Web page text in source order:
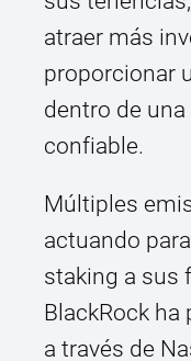
atraer más
proporcionar
dentro de
confiable.
Múltiples
actuando
staking a sus
BlackRock
a través de